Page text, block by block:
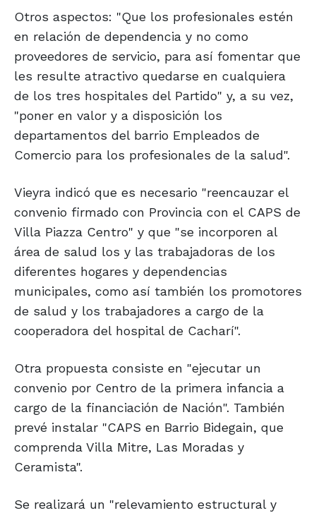
Otros aspectos: "Que los profesionales estén
en relación de dependencia y no como
proveedores de servicio, para así fomentar que
les resulte atractivo quedarse en cualquiera
de los tres hospitales del Partido" y, a su vez,
"poner en valor y a disposición los
departamentos del barrio Empleados de
Comercio para los profesionales de la salud".
Vieyra indicó que es necesario "reencauzar el
convenio firmado con Provincia con el CAPS de
Villa Piazza Centro" y que "se incorporen al
área de salud los y las trabajadoras de los
diferentes hogares y dependencias
municipales, como así también los promotores
de salud y los trabajadores a cargo de la
cooperadora del hospital de Cacharí".
Otra propuesta consiste en "ejecutar un
convenio por Centro de la primera infancia a
cargo de la financiación de Nación". También
prevé instalar "CAPS en Barrio Bidegain, que
comprenda Villa Mitre, Las Moradas y
Ceramista".
Se realizará un "relevamiento estructural y